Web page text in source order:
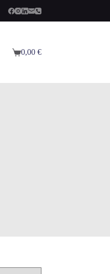
Panier
0,00 €